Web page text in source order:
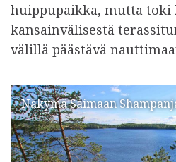
huippupaikka, mutta toki
kansainvälisestä
välillä päästävä
Näkymä Saimaan